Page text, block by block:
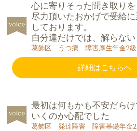
心に寄りそった聞き取り
尽力頂いたおかげで受給
しております。
自分達だけでは、解らな
葛飾区 うつ病 障害厚生年金2
詳細はこちらへ
最初は何もかも不安だら
いくのか心配でした
葛飾区 発達障害 障害基礎年金